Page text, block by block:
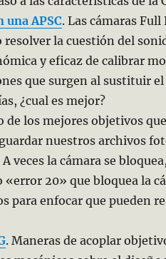
APSC. Las cámaras
resolver la cuestión del
y eficaz de calibrar
que surgen al sustituir
¿cual es mejor?
de los mejores objetivos
nuestros archivos
A veces la cámara se
20» que bloquea la
para enfocar que pueden
. Maneras de acoplar